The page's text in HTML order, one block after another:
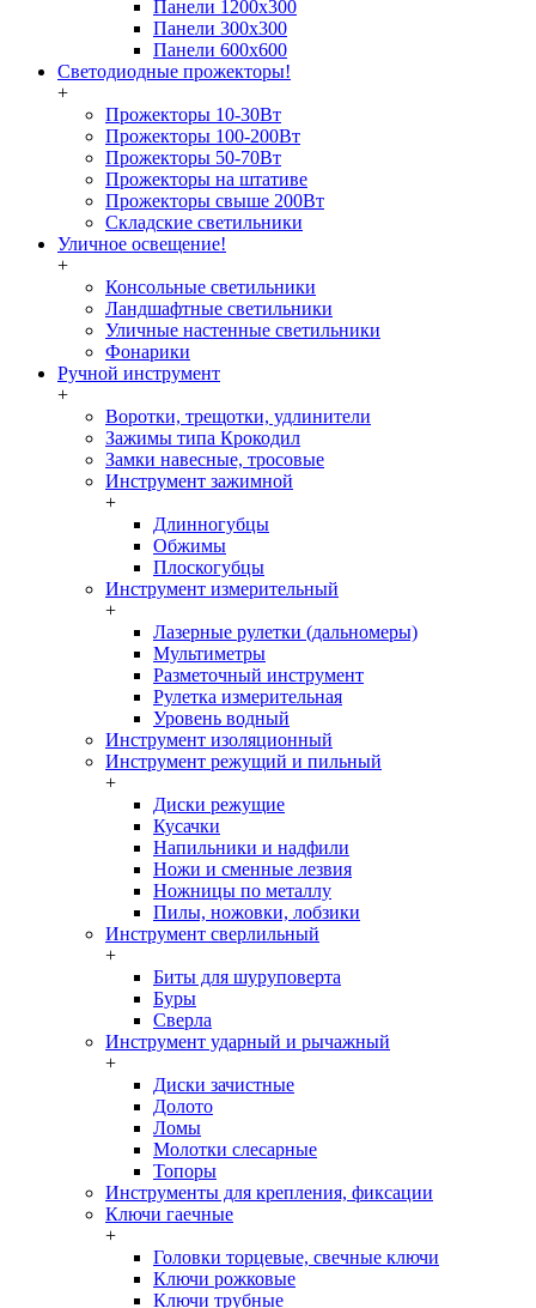
Панели 1200х300
Панели 300х300
Панели 600х600
Светодиодные прожекторы!
+
Прожекторы 10-30Вт
Прожекторы 100-200Вт
Прожекторы 50-70Вт
Прожекторы на штативе
Прожекторы свыше 200Вт
Складские светильники
Уличное освещение!
+
Консольные светильники
Ландшафтные светильники
Уличные настенные светильники
Фонарики
Ручной инструмент
+
Воротки, трещотки, удлинители
Зажимы типа Крокодил
Замки навесные, тросовые
Инструмент зажимной
+
Длинногубцы
Обжимы
Плоскогубцы
Инструмент измерительный
+
Лазерные рулетки (дальномеры)
Мультиметры
Разметочный инструмент
Рулетка измерительная
Уровень водный
Инструмент изоляционный
Инструмент режущий и пильный
+
Диски режущие
Кусачки
Напильники и надфили
Ножи и сменные лезвия
Ножницы по металлу
Пилы, ножовки, лобзики
Инструмент сверлильный
+
Биты для шуруповерта
Буры
Сверла
Инструмент ударный и рычажный
+
Диски зачистные
Долото
Ломы
Молотки слесарные
Топоры
Инструменты для крепления, фиксации
Ключи гаечные
+
Головки торцевые, свечные ключи
Ключи рожковые
Ключи трубные